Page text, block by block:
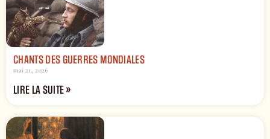
CHANTS DES GUERRES MONDIALES
mai 21, 2026
LIRE LA SUITE »